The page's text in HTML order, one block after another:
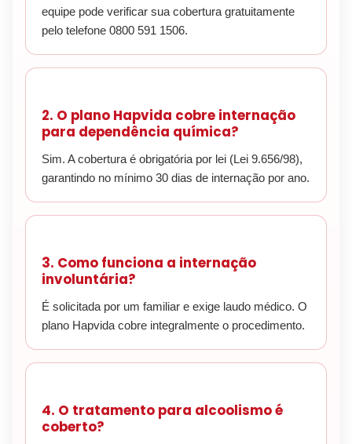
equipe pode verificar sua cobertura gratuitamente
pelo telefone 0800 591 1506.
2. O plano Hapvida cobre internação
para dependência química?
Sim. A cobertura é obrigatória por lei (Lei 9.656/98),
garantindo no mínimo 30 dias de internação por ano.
3. Como funciona a internação
involuntária?
É solicitada por um familiar e exige laudo médico. O
plano Hapvida cobre integralmente o procedimento.
4. O tratamento para alcoolismo é
coberto?